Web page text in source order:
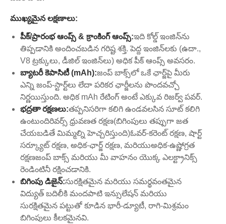
ముఖ్యమైన లక్షణాలు:
పీక్/ప్రారంభ ఆంప్స్ & క్రాంకింగ్ ఆంప్స్:ఇది కోల్డ్ ఇంజిన్‌ను
తిప్పడానికి అందించబడిన గరిష్ట శక్తి. పెద్ద ఇంజిన్‌లకు (ఉదా.,
V8 ట్రక్కులు, డీజిల్ ఇంజిన్‌లు) అధిక పీక్ ఆంప్స్ అవసరం.
బ్యాటరీ కెపాసిటీ (mAh):జంప్ బాక్స్‌లో ఒకే ఛార్జ్‌పై మీరు
ఎన్ని జంప్-స్టార్ట్‌లు లేదా పరికర ఛార్జీలను పొందవచ్చో
నిర్ణయిస్తుంది. అధిక mAh రేటింగ్ అంటే ఎక్కువ రిజర్వ్ పవర్.
భద్రతా రక్షణలు:తప్పనిసరిగా కలిగి ఉండవలసిన సూట్ కలిగి
ఉంటుందిరివర్స్ ధ్రువణత రక్షణ(బిగింపులు తప్పుగా జత
చేయబడితే మిమ్మల్ని హెచ్చరిస్తుంది)ఓవర్-కరెంట్ రక్షణ, షార్ట్
సర్క్యూట్ రక్షణ, అధిక-ఛార్జ్ రక్షణ, మరియుఅధిక-ఉష్ణోగ్రత
రక్షణజంప్ బాక్స్ మరియు మీ వాహనం యొక్క ఎలక్ట్రానిక్స్
రెండింటినీ రక్షించడానికి.
బిగింపు డిజైన్:సురక్షితమైన మరియు సమర్థవంతమైన
విద్యుత్ బదిలీకి మందపాటి ఇన్సులేషన్ మరియు
సురక్షితమైన పట్టుతో కూడిన భారీ-డ్యూటీ, రాగి-మిశ్రమం
బిగింపులు కీలకమైనవి.